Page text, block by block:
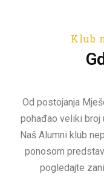
Klub
Od postojanja
pohađao veliki broj
Naš Alumni klub
ponosom
pogledajte